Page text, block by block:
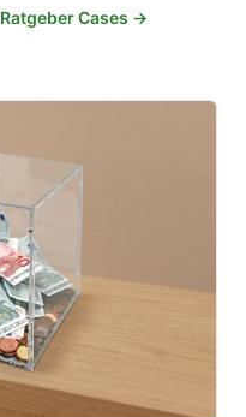
Ratgeber Cases →